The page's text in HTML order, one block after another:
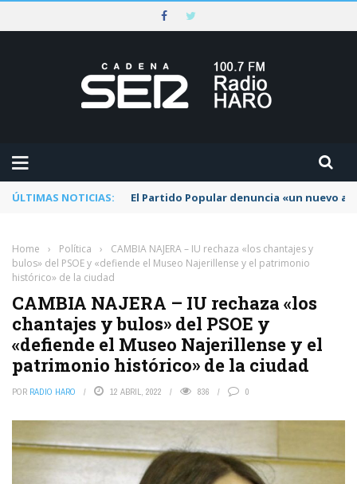
ÚLTIMAS NOTICIAS: El Partido Popular denuncia «un nuevo
Home › Política ›
CAMBIA NAJERA – IU rechaza «los chantajes y
bulos» del PSOE y «defiende el Museo Najerillense y el patrimonio
histórico» de la ciudad
CAMBIA NAJERA – IU rechaza «los
chantajes y bulos» del PSOE y
«defiende el Museo Najerillense y el
patrimonio histórico» de la ciudad
POR RADIO HARO 12 ABRIL, 2022 836 0